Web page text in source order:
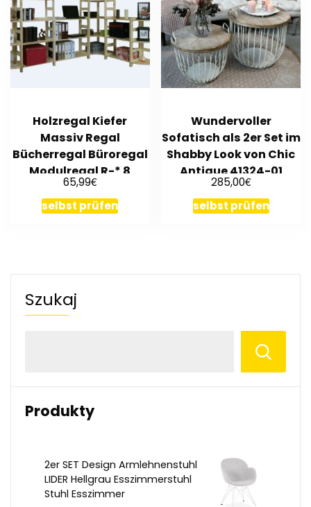
Holzregal Kiefer
Massiv Regal
Bücherregal Büroregal
Modulregal R-* 8
Varianten
65,99€
selbst prüfen
Wundervoller
Sofatisch als 2er Set im
Shabby Look von Chic
Antique 41324-01
285,00€
selbst prüfen
Szukaj
Produkty
2er SET Design Armlehnenstuhl
LIDER Hellgrau Esszimmerstuhl
Stuhl Esszimmer